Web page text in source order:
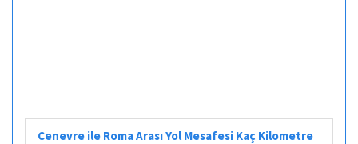
Cenevre ile Roma Arası Yol Mesafesi Kaç Kilometre